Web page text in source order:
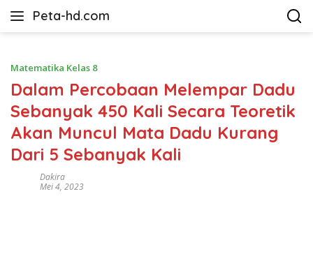
Peta-hd.com
Kumpulan
HD
Matematika Kelas 8
Dalam Percobaan Melempar Dadu
Sebanyak 450 Kali Secara Teoretik
Akan Muncul Mata Dadu Kurang
Dari 5 Sebanyak Kali
Dakira
Mei 4, 2023